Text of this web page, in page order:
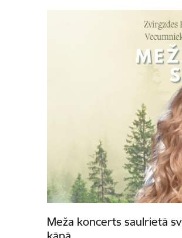
Meža koncerts saulrietā